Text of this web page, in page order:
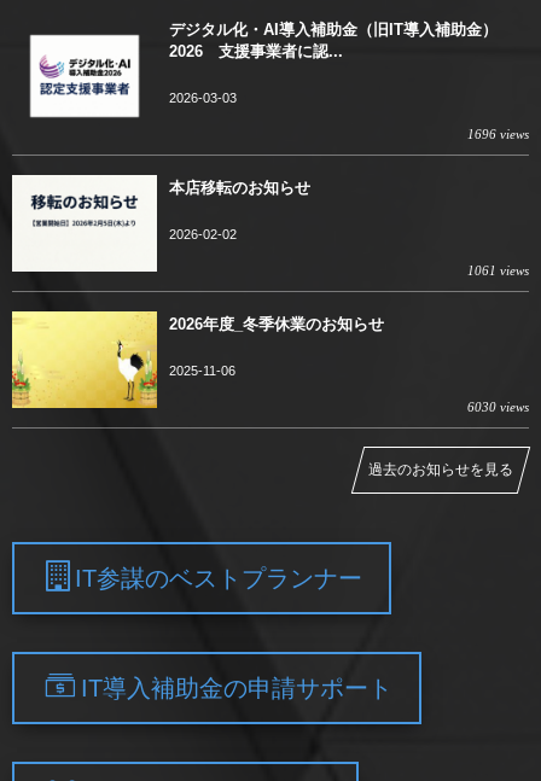
デジタル化・AI導入補助金（旧IT導入補助金）
2026 支援事業者に認...
2026-03-03
1696 views
本店移転のお知らせ
2026-02-02
1061 views
2026年度_冬季休業のお知らせ
2025-11-06
6030 views
過去のお知らせを見る
IT参謀のベストプランナー
IT導入補助金の申請サポート